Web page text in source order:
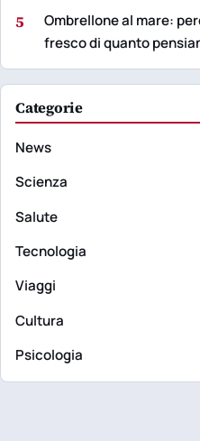
5
Ombrellone al mare:
fresco di quanto
Categorie
News
Scienza
Salute
Tecnologia
Viaggi
Cultura
Psicologia